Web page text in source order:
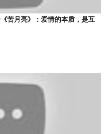
苦月亮》：爱情的本质，是互